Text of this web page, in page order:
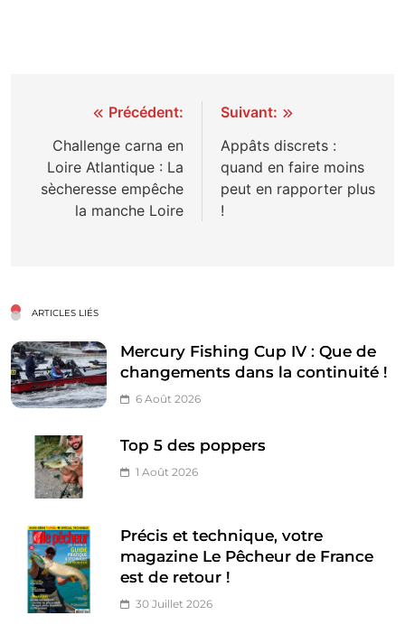
Navigation
de
l’article
Précédent:
Challenge carna en
Loire Atlantique : La
sècheresse empêche
la manche Loire
Suivant:
Appâts discrets :
quand en faire moins
peut en rapporter plus
!
ARTICLES LIÉS
Mercury Fishing Cup IV : Que de
changements dans la continuité !
6 Août 2026
Top 5 des poppers
1 Août 2026
Précis et technique, votre
magazine Le Pêcheur de France
est de retour !
30 Juillet 2026